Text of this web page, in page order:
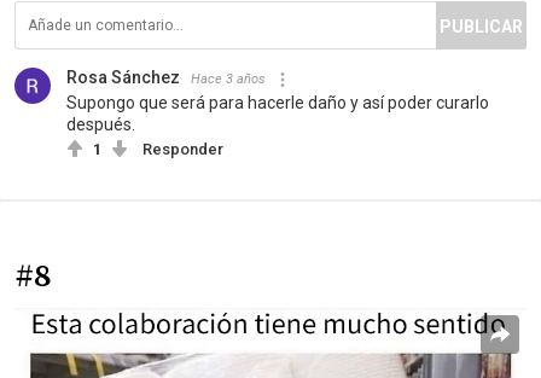
PUBLICAR
Rosa Sánchez Hace 3 años
Supongo que será para hacerle daño y así poder curarlo
después.
1 Responder
#8